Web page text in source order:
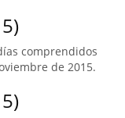
comprendidos
de 2015.